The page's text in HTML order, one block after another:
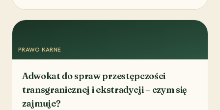
PRAWO KARNE
Adwokat do spraw przestępczości
transgranicznej i ekstradycji – czym się
zajmuje?